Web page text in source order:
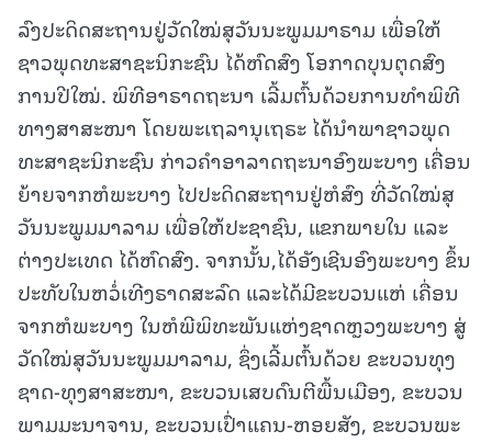
ລົງປະດິດສະຖານຢູ່ວັດໃໝ່ສຸວັນນະພູມມາຣາມ ເພື່ອໃຫ້
ຊາວພຸດທະສາຊະນິກະຊົນ ໄດ້ຫົດສົງ ໂອກາດບຸນຕຸດສົງ
ການປີໃໝ່. ພິທີອາຣາດຖະນາ ເລີ້ມຕົ້ນດ້ວຍການທໍາພິທີ
ທາງສາສະໜາ ໂດຍພະເຖລານຸເຖຣະ ໄດ້ນຳພາຊາວພຸດ
ທະສາຊະນິກະຊົນ ກ່າວຄຳອາລາດຖະນາອົງພະບາງ ເຄື່ອນ
ຍ້າຍຈາກຫໍພະບາງ ໄປປະດິດສະຖານຢູ່ຫໍສົງ ທີ່ວັດໃໝ່ສຸ
ວັນນະພູມມາລາມ ເພື່ອໃຫ້ປະຊາຊົນ, ແຂກພາຍໃນ ແລະ
ຕ່າງປະເທດ ໄດ້ຫົດສົງ. ຈາກນັ້ນ,ໄດ້ອັງເຊີນອົງພະບາງ ຂຶ້ນ
ປະທັບໃນຫວໍ່ເທີງຣາດສະລົດ ແລະໄດ້ມີຂະບວນແຫ່ ເຄື່ອນ
ຈາກຫໍພະບາງ ໃນຫໍພີພິທະພັນແຫ່ງຊາດຫຼວງພະບາງ ສູ່
ວັດໃໝ່ສຸວັນນະພູມມາລາມ, ຊຶ່ງເລີ້ມຕົ້ນດ້ວຍ ຂະບວນທຸງ
ຊາດ-ທຸງສາສະໜາ, ຂະບວນເສບດົນຕີພື້ນເມືອງ, ຂະບວນ
ພາມມະນາຈານ, ຂະບວນເປົ່າແຄນ-ຫອຍສັງ, ຂະບວນພະ